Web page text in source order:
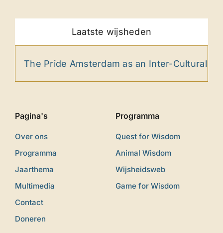
Laatste wijsheden
Pride Amsterdam as an Inter-Cultural Ritual
Pagina's
Over ons
Programma
Jaarthema
Multimedia
Contact
Doneren
Programma
Quest for Wisdom
Animal Wisdom
Wijsheidsweb
Game for Wisdom